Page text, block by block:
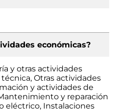
económicas?
y otras actividades
Otras actividades
y actividades de
y reparación
eléctrico, Instalaciones